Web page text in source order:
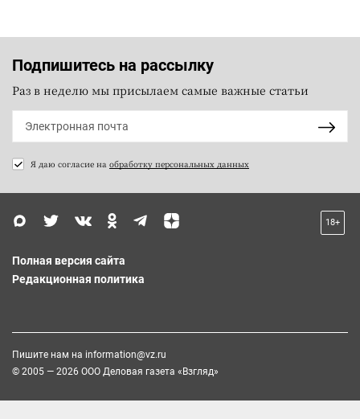
Подпишитесь на рассылку
Раз в неделю мы присылаем самые важные статьи
Я даю согласие на обработку персональных данных
18+
Полная версия сайта
Редакционная политика
Пишите нам на information@vz.ru
© 2005 — 2026 ООО Деловая газета «Взгляд»